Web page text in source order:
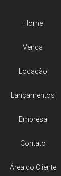
Home
Venda
Locação
Lançamentos
Empresa
Contato
Área do Cliente